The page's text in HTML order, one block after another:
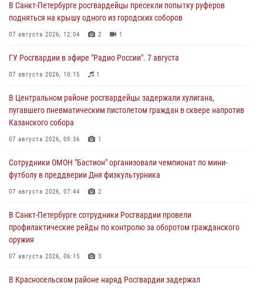
В Санкт-Петербурге росгвардейцы пресекли попытку руферов
подняться на крышу одного из городских соборов
07 августа 2026, 12:04 2 1
ГУ Росгвардии в эфире "Радио России". 7 августа
07 августа 2026, 10:15 1
В Центральном районе росгвардейцы задержали хулигана,
пугавшего пневматическим пистолетом граждан в сквере напротив
Казанского собора
07 августа 2026, 09:36 1
Сотрудники ОМОН "Бастион" организовали чемпионат по мини-
футболу в преддверии Дня физкультурника
07 августа 2026, 07:44 2
В Санкт-Петербурге сотрудники Росгвардии провели
профилактические рейды по контролю за оборотом гражданского
оружия
07 августа 2026, 06:15 3
В Красносельском районе наряд Росгвардии задержал